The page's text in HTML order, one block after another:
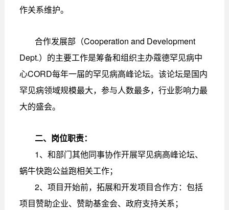
作关系维护。
合作发展部（Cooperation and Development
Dept.）的主要工作是筹备和组织主办蔻德罕见病中
心CORD每年一届的罕见病高峰论坛。该论坛是国内
罕见病领域规模最大，参与人数最多，行业影响力最
大的盛会。
二、岗位职责：
1、和部门其他同事协作开展罕见病高峰论坛、
蜗牛快跑公益跑相关工作；
2、项目开始前，拓展和开发项目合作方：包括
项目赞助企业、赞助基金会、政府支持关系；